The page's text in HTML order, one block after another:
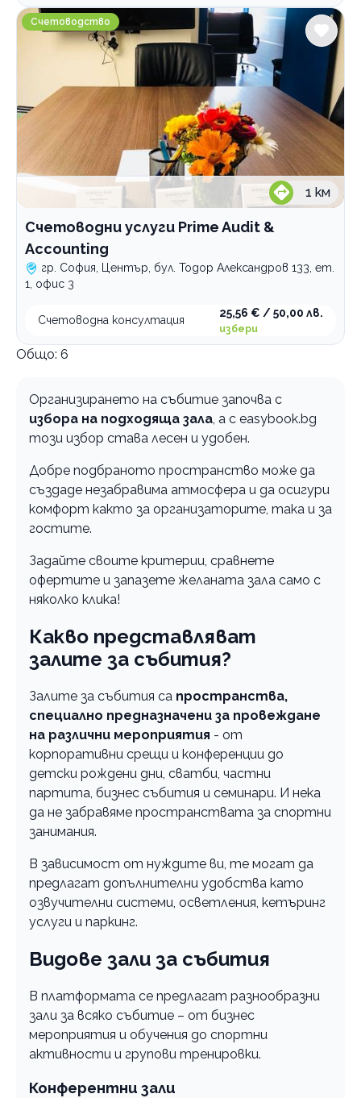
Счетоводни услуги Prime Audit & Accounting
Счетоводство
1 км
Счетоводни услуги Prime Audit &
Accounting
гр. София, Център, бул. Тодор Александров 133, ет.
1, офис 3
Счетоводна консултация
25,56 € / 50,00 лв.
избери
Общо: 6
Организирането на събитие започва с
избора на подходяща зала, а с easybook.bg
този избор става лесен и удобен.
Добре подбраното пространство може да
създаде незабравима атмосфера и да осигури
комфорт както за организаторите, така и за
гостите.
Задайте своите критерии, сравнете
офертите и запазете желаната зала само с
няколко клика!
Какво представляват
залите за събития?
Залите за събития са пространства,
специално предназначени за провеждане
на различни мероприятия - от
корпоративни срещи и конференции до
детски рождени дни, сватби, частни
партита, бизнес събития и семинари. И нека
да не забравяме пространствата за спортни
занимания.
В зависимост от нуждите ви, те могат да
предлагат допълнителни удобства като
озвучителни системи, осветления, кетъринг
услуги и паркинг.
Видове зали за събития
В платформата се предлагат разнообразни
зали за всяко събитие – от бизнес
мероприятия и обучения до спортни
активности и групови тренировки.
Конферентни зали